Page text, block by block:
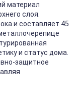
материал
слоя.
и составляет 45
и статус дома.
защитное